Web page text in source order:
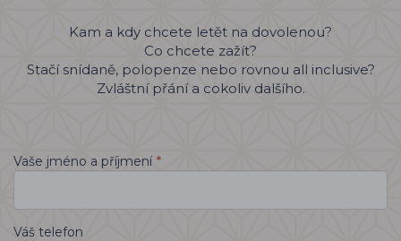
Kam a kdy chcete letět na dovolenou?
Co chcete zažít?
Stačí snídaně, polopenze nebo rovnou all inclusive?
Zvláštní přání a cokoliv dalšího.
Vaše jméno a příjmení *
Váš telefon